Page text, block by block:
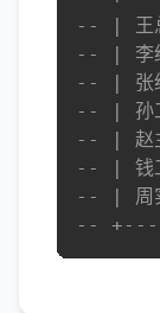
-- |
-- |
-- |
-- | 孙
-- | 赵
-- | 钱
-- | 周
--